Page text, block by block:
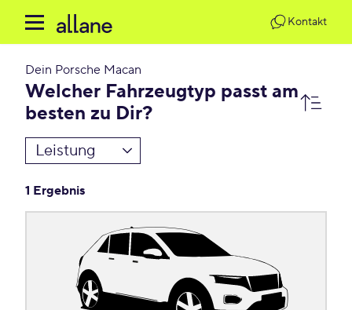
Kontakt
Dein Porsche Macan
Welcher Fahrzeugtyp passt am
besten zu Dir?
Leistung
1 Ergebnis